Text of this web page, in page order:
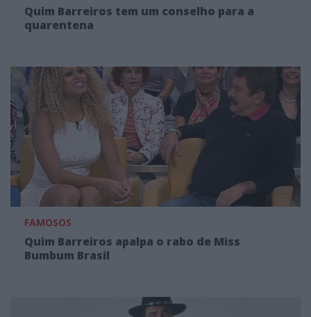
Quim Barreiros tem um conselho para a
quarentena
FAMOSOS
Quim Barreiros apalpa o rabo de Miss
Bumbum Brasil